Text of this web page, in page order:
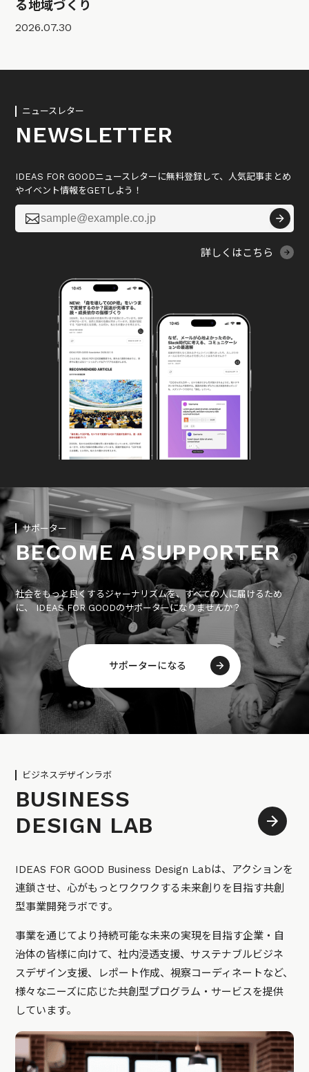
る地域づくり
2026.07.30
ニュースレター
NEWSLETTER
IDEAS FOR GOODニュースレターに無料登録して、人気記事まとめ
やイベント情報をGETしよう！

詳しくはこちら
サポーター
BECOME A SUPPORTER
社会をもっと良くするジャーナリズムを、すべての人に届けるため
に、 IDEAS FOR GOODのサポーターになりませんか？
サポーターになる
ビジネスデザインラボ
BUSINESS
DESIGN LAB
IDEAS FOR GOOD Business Design Labは、アクションを
連鎖させ、心がもっとワクワクする未来創りを目指す共創
型事業開発ラボです。
事業を通じてより持続可能な未来の実現を目指す企業・自
治体の皆様に向けて、社内浸透支援、サステナブルビジネ
スデザイン支援、レポート作成、視察コーディネートなど、
様々なニーズに応じた共創型プログラム・サービスを提供
しています。